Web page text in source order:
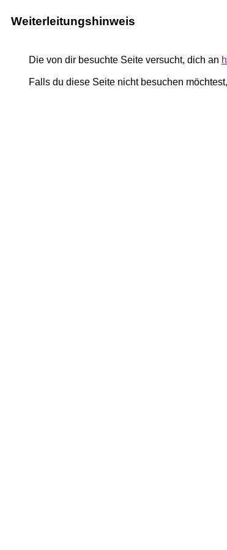
Weiterleitungshinweis
Die von dir besuchte Seite versucht, dich an
Falls du diese Seite nicht besuchen